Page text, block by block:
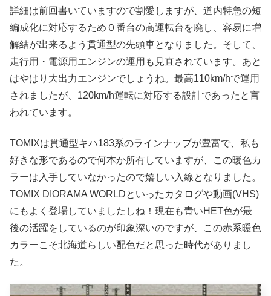
詳細は前回書いていますので割愛しますが、道内特急の短
編成化に対応するため０番台の高運転台を廃し、容易に増
解結が出来るよう貫通型の先頭車となりました。そして、
走行用・電源用エンジンの運用も見直されています。あと
はやはり大出力エンジンでしょうね。最高110km/hで運用
されましたが、120km/h運転に対応する設計であったと言
われています。
TOMIXは貫通型キハ183系のラインナップが豊富で、私も
好きな形であるので何本か所有していますが、この暖色カ
ラーは入手していなかったので嬉しい入線となりました。
TOMIX DIORAMA WORLDといったカタログや動画(VHS)
にもよく登場していましたしね！現在も青いHET色が最
後の活躍をしているのが印象深いのですが、この赤系暖色
カラーこそ北海道らしい配色だと思った時代がありまし
た。